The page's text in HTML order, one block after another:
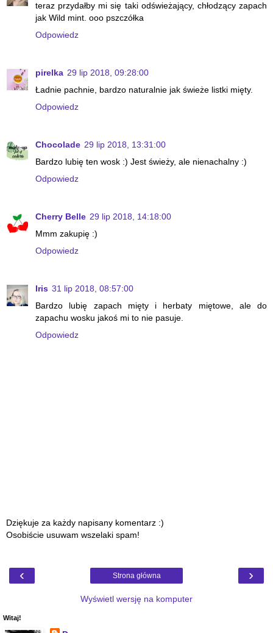
teraz przydałby mi się taki odświeżający, chłodzący zapach
jak Wild mint. ooo pszczółka
Odpowiedz
pirelka 29 lip 2018, 09:28:00
Ładnie pachnie, bardzo naturalnie jak świeże listki mięty.
Odpowiedz
Chocolade 29 lip 2018, 13:31:00
Bardzo lubię ten wosk :) Jest świeży, ale nienachalny :)
Odpowiedz
Cherry Belle 29 lip 2018, 14:18:00
Mmm zakupię :)
Odpowiedz
Iris 31 lip 2018, 08:57:00
Bardzo lubię zapach mięty i herbaty miętowe, ale do
zapachu wosku jakoś mi to nie pasuje.
Odpowiedz
Dziękuje za każdy napisany komentarz :)
Osobiście usuwam wszelaki spam!
‹ ›
Strona główna
Wyświetl wersję na komputer
Witaj!